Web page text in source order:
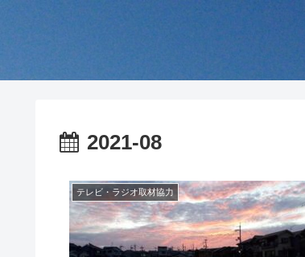
2021-08
テレビ・ラジオ取材協力